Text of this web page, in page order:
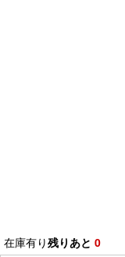
在庫有り残りあと 0